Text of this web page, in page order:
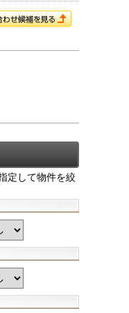
定して物件を絞